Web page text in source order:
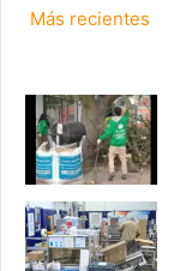
Más recientes